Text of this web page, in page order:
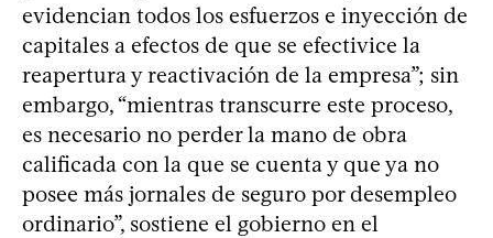
evidencian todos los esfuerzos e inyección de
capitales a efectos de que se efectivice la
reapertura y reactivación de la empresa”; sin
embargo, “mientras transcurre este proceso,
es necesario no perder la mano de obra
calificada con la que se cuenta y que ya no
posee más jornales de seguro por desempleo
ordinario”, sostiene el gobierno en el